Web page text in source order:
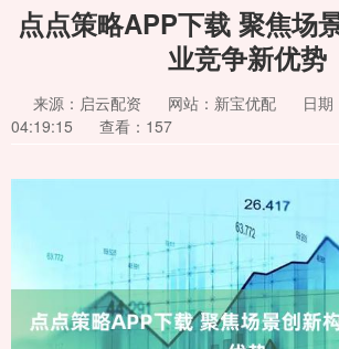
点点策略APP下载 聚焦场
业竞争新优势
来源：启云配资 网站：新宝优配
日
04:19:15
查看：157